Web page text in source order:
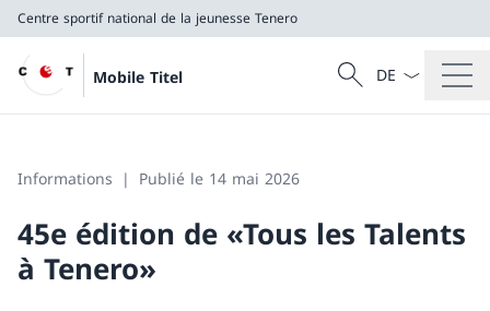
Centre sportif national de la jeunesse Tenero
Mobile Titel
Recherche
Recherche
La langue
Informations Publié le 14 mai 2026
45e édition de «Tous les Talents
à Tenero»